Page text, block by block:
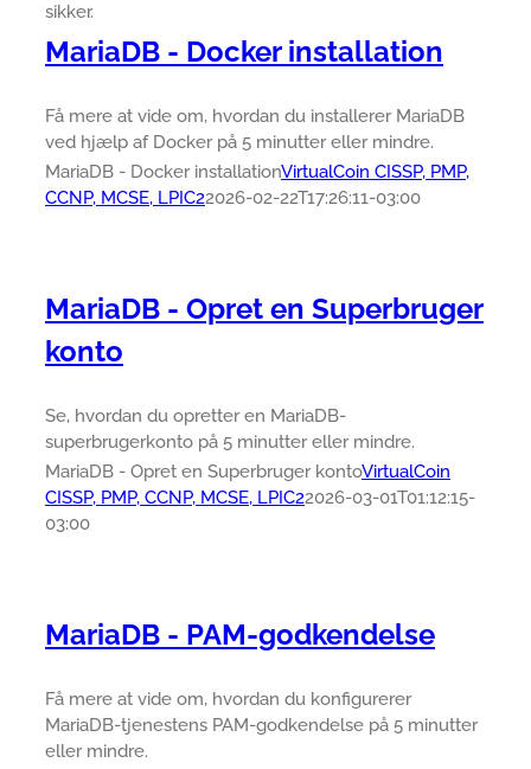
sikker.
MariaDB - Docker installation
Få mere at vide om, hvordan du installerer MariaDB
ved hjælp af Docker på 5 minutter eller mindre.
MariaDB - Docker installationVirtualCoin CISSP, PMP,
CCNP, MCSE, LPIC22026-02-22T17:26:11-03:00
MariaDB - Opret en Superbruger
konto
Se, hvordan du opretter en MariaDB-
superbrugerkonto på 5 minutter eller mindre.
MariaDB - Opret en Superbruger kontoVirtualCoin
CISSP, PMP, CCNP, MCSE, LPIC22026-03-01T01:12:15-
03:00
MariaDB - PAM-godkendelse
Få mere at vide om, hvordan du konfigurerer
MariaDB-tjenestens PAM-godkendelse på 5 minutter
eller mindre.